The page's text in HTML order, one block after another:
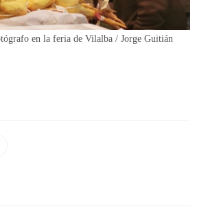
en la feria de Vilalba / Jorge Guitián